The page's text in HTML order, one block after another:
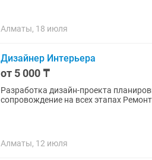
Алматы, 18 июля
Дизайнер Интерьера
от 5 000 ₸
Разработка дизайн-проекта планировка • 3D • чертежи Авторский надзор контроль и
Алматы, 12 июля